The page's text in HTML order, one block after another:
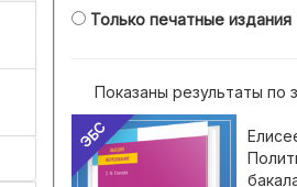
Только печатные издания
Показаны результаты по
ЭБС